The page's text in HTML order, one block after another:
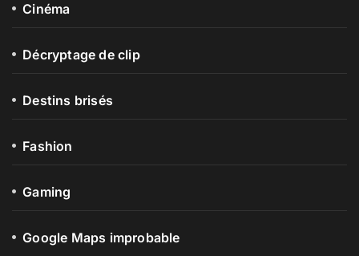
Cinéma
Décryptage de clip
Destins brisés
Fashion
Gaming
Google Maps improbable